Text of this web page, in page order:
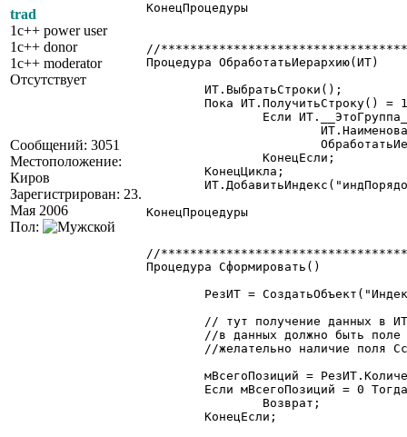
trad
1c++ power user
1c++ donor
1c++ moderator
Отсутствует
Сообщений: 3051
Местоположение:
Киров
Зарегистрирован: 23.
Мая 2006
Пол:
КонецПроцедуры
//
Процедура ОбработатьИерархию(ИТ)
КонецПроцедуры
//
Процедура Сформировать()